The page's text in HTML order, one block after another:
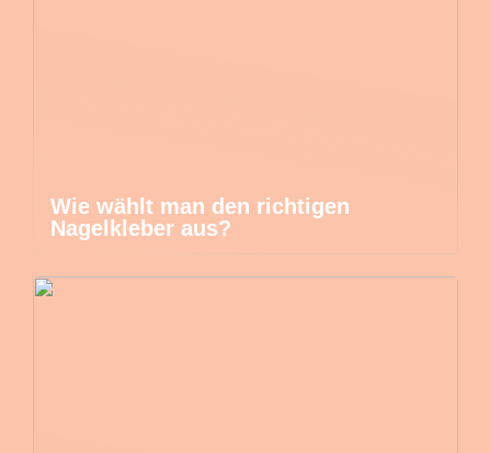
Wie wählt man den richtigen
Nagelkleber aus?